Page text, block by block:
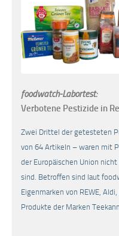
foodwatch-Labortest:
Verbotene Pestizide in
Zwei Drittel der getesteten
von 64 Artikeln – waren mit
der Europäischen Union
sind. Betroffen sind laut
Eigenmarken von REWE,
Produkte der Marken